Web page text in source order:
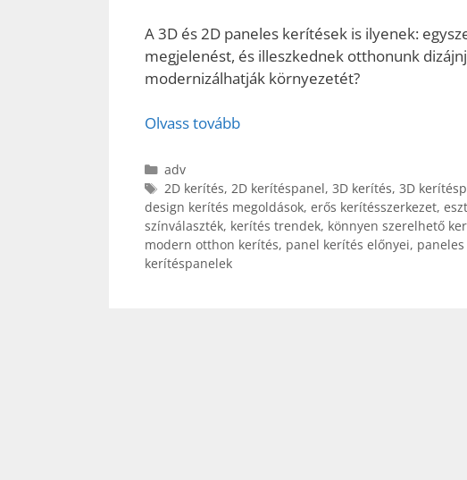
A 3D és 2D paneles kerítések is ilyenek:
megjelenést, és illeszkednek otthonunk
modernizálhatják környezetét?
Olvass tovább
Kategória
adv
Címkék
2D kerítés, 2D kerítéspanel, 3D kerítés, 3D
design kerítés megoldások, erős kerítésszerkezet,
színválaszték, kerítés trendek, könnyen szerelhető
modern otthon kerítés, panel kerítés előnyei,
kerítéspanelek